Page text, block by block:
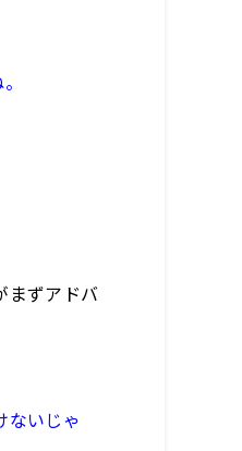
まずアドバ
ないじゃ